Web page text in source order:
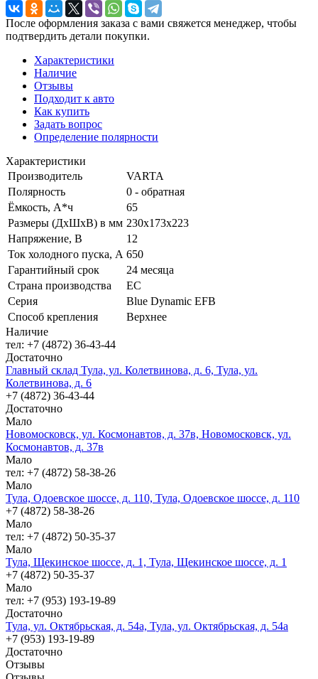
После оформления заказа с вами свяжется менеджер, чтобы
подтвердить детали покупки.
Характеристики
Наличие
Отзывы
Подходит к авто
Как купить
Задать вопрос
Определение полярности
Характеристики
Производитель
VARTA
Полярность
0 - обратная
Ёмкость, А*ч
65
Размеры (ДхШхВ) в мм 230x173x223
Напряжение, В
12
Ток холодного пуска, А 650
Гарантийный срок
24 месяца
Страна производства
ЕС
Серия
Blue Dynamic EFB
Способ крепления
Верхнее
Наличие
тел: +7 (4872) 36-43-44
Достаточно
Главный склад Тула, ул. Колетвинова, д. 6, Тула, ул.
Колетвинова, д. 6
+7 (4872) 36-43-44
Достаточно
Мало
Новомосковск, ул. Космонавтов, д. 37в, Новомосковск, ул.
Космонавтов, д. 37в
Мало
тел: +7 (4872) 58-38-26
Мало
Тула, Одоевское шоссе, д. 110, Тула, Одоевское шоссе, д. 110
+7 (4872) 58-38-26
Мало
тел: +7 (4872) 50-35-37
Мало
Тула, Щекинское шоссе, д. 1, Тула, Щекинское шоссе, д. 1
+7 (4872) 50-35-37
Мало
тел: +7 (953) 193-19-89
Достаточно
Тула, ул. Октябрьская, д. 54а, Тула, ул. Октябрьская, д. 54а
+7 (953) 193-19-89
Достаточно
Отзывы